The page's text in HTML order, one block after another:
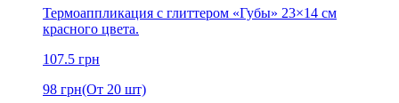
Термоаппликация с глиттером «Губы» 23×14 см
красного цвета.
107.5 грн
98 грн(От 20 шт)